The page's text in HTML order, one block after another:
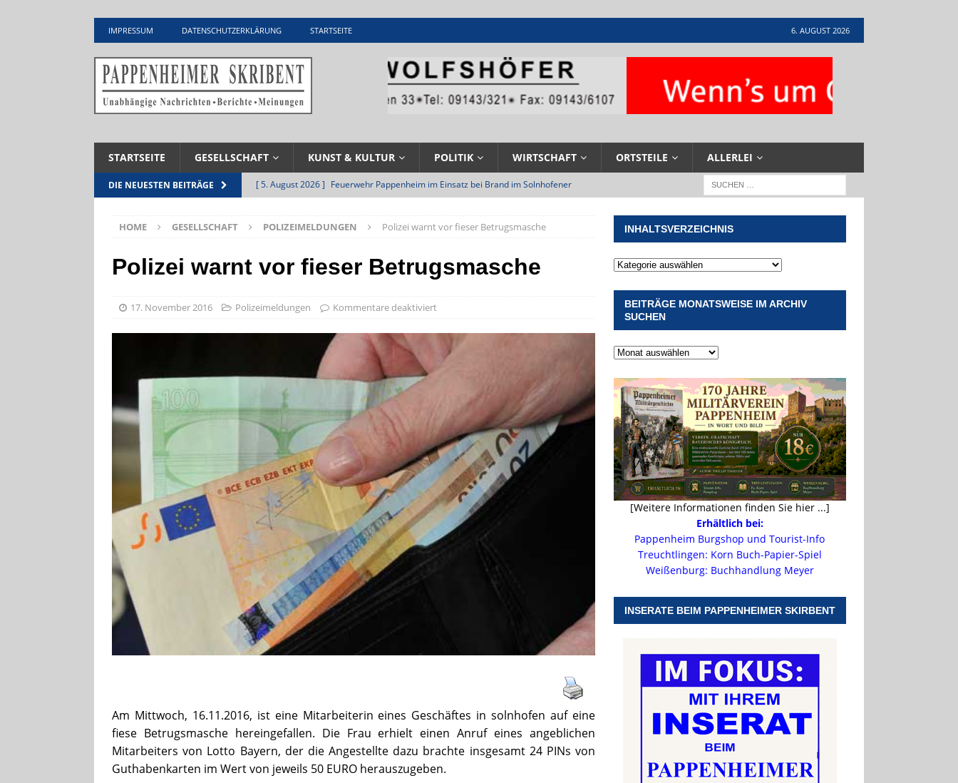
IMPRESSUM DATENSCHUTZERKLÄRUNG STARTSEITE 6. AUGUST 2026
STARTSEITE GESELLSCHAFT KUNST & KULTUR POLITIK WIRTSCHAFT ORTSTEILE ALLERLEI
DIE NEUESTEN BEITRÄGE [ 5. August 2026 ] Feuerwehr Pappenheim im Einsatz bei Brand im Solnhofener
[ 4. August 2026 ] Militärgeschichte paddelt in Pappenheim bis heute mit
VERANSTALTUNGEN
Pappenheim erlebt Hubert Aiwanger mit Botschaften die
ankommen
VERANSTALTUNGEN
VERANSTALTUNGEN
[ 3. August 2026 ] Neue Naturparkführer verstärken das Angebot im Altmühltal
TOURISTIK
[ 5. August 2026 ]
Stellenangebot beim Wasserzweckverband links der Altmühl
UNTERNEHMEN
HOME GESELLSCHAFT POLIZEIMELDUNGEN Polizei warnt vor fieser Betrugsmasche
Polizei warnt vor fieser Betrugsmasche
17. November 2016 Polizeimeldungen Kommentare deaktiviert
Am Mittwoch, 16.11.2016, ist eine Mitarbeiterin eines Geschäftes in solnhofen auf eine
fiese Betrugsmasche hereingefallen. Die Frau erhielt einen Anruf eines angeblichen
Mitarbeiters von Lotto Bayern, der die Angestellte dazu brachte insgesamt 24 PINs von
Guthabenkarten im Wert von jeweils 50 EURO herauszugeben.
INHALTSVERZEICHNIS
BEITRÄGE MONATSWEISE IM ARCHIV
SUCHEN
[Weitere Informationen finden Sie hier ...]
Erhältlich bei:
Pappenheim Burgshop und Tourist-Info
Treuchtlingen: Korn Buch-Papier-Spiel
Weißenburg: Buchhandlung Meyer
INSERATE BEIM PAPPENHEIMER SKIRBENT